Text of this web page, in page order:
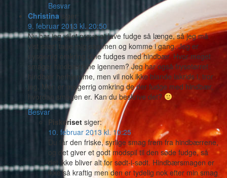
Besvar
Christina siger:
9. februar 2013 kl. 20:50
Nu har jeg villet prøve at lave fudge så længe, så jeg må
vist snart tage mig sammen og komme i gang. Jeg er
nysgerrig omkring dine fudges med hindbær. Hvor meget
smager hindbærrene igennem? Jeg har også frysetørret
hindbær herhjemme, men vil nok ikke blande lakrids i, tror
jeg. Men er nysgerrig omkring de der fudge med hindbær,
hvordan smagen er. Kan du beskrive det?
Besvar
Piskeriset siger:
10. februar 2013 kl. 10:25
Du får den friske, syrlige smag frem fra hindbærrene,
og det giver et godt modspil til den søde fudge, så
det ikke bliver alt for sødt-i-sødt. Hindbærsmagen er
ikke så kraftig men den er tydelig nok efter min smag